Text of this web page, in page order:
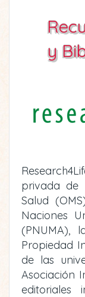
y
privada de
Salud
Naciones
(PNUMA),
Propiedad
de las
Asociación
editoriales